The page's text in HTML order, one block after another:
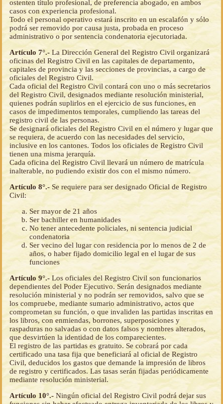
ostenten título profesional, de preferencia abogado, en ambos
casos con experiencia profesional.
Todo el personal operativo estará inscrito en un escalafón y sólo
podrá ser removido por causa justa, probada en proceso
administrativo o por sentencia condenatoria ejecutoriada.
Artículo 7°.- La Dirección General del Registro Civil organizará
oficinas del Registro Civil en las capitales de departamento,
capitales de provincia y las secciones de provincias, a cargo de
oficiales del Registro Civil.
Cada oficial del Registro Civil contará con uno o más secretarios
del Registro Civil, designados mediante resolución ministerial,
quienes podrán suplirlos en el ejercicio de sus funciones, en
casos de impedimentos temporales, cumpliendo las tareas del
registro civil de las personas.
Se designará oficiales del Registro Civil en el número y lugar que
se requiera, de acuerdo con las necesidades del servicio,
inclusive en los cantones. Todos los oficiales de Registro Civil
tienen una misma jerarquía.
Cada oficina del Registro Civil llevará un número de matrícula
inalterable, no pudiendo existir dos con el mismo número.
Artículo 8°.- Se requiere para ser designado Oficial de Registro
Civil:
Ser mayor de 21 años
Ser bachiller en humanidades
No tener antecedente policiales, ni sentencia judicial
condenatoria
Ser vecino del lugar con residencia por lo menos de 2 de
años, o haber fijado domicilio legal en el lugar de sus
funciones
Artículo 9°.- Los oficiales del Registro Civil son funcionarios
dependientes del Poder Ejecutivo. Serán designados mediante
resolución ministerial y no podrán ser removidos, salvo que se
los compruebe, mediante sumario administrativo, actos que
comprometan su función, o que invaliden las partidas inscritas en
los libros, con enmiendas, borrones, superposiciones y
raspaduras no salvadas o con datos falsos y nombres alterados,
que desvirtúen la identidad de los comparecientes.
El registro de las partidas es gratuito. Se cobrará por cada
certificado una tasa fija que beneficiará al oficial de Registro
Civil, deducidos los gastos que demande la impresión de libros
de registro y certificados. Las tasas serán fijadas periódicamente
mediante resolución ministerial.
Artículo 10°.- Ningún oficial del Registro Civil podrá dejar sus